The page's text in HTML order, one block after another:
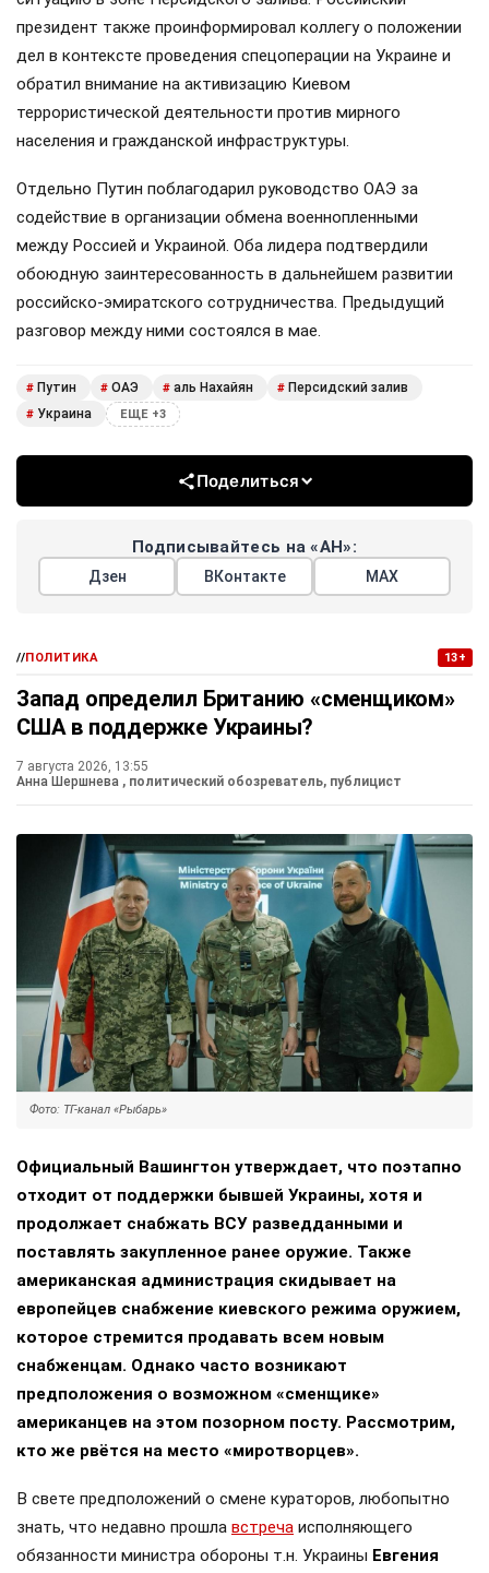
президент также проинформировал коллегу о положении
дел в контексте проведения спецоперации на Украине и
обратил внимание на активизацию Киевом
террористической деятельности против мирного
населения и гражданской инфраструктуры.
Отдельно Путин поблагодарил руководство ОАЭ за
содействие в организации обмена военнопленными
между Россией и Украиной. Оба лидера подтвердили
обоюдную заинтересованность в дальнейшем развитии
российско-эмиратского сотрудничества. Предыдущий
разговор между ними состоялся в мае.
# Путин # ОАЭ # аль Нахайян # Персидский залив
# Украина ЕЩЕ +3
Поделиться
Подписывайтесь на «АН»:
Дзен ВКонтакте МАХ
//ПОЛИТИКА 13+
Запад определил Британию «сменщиком»
США в поддержке Украины?
7 августа 2026, 13:55
Анна Шершнева , политический обозреватель, публицист
Фото: ТГ-канал «Рыбарь»
Официальный Вашингтон утверждает, что поэтапно
отходит от поддержки бывшей Украины, хотя и
продолжает снабжать ВСУ разведданными и
поставлять закупленное ранее оружие. Также
американская администрация скидывает на
европейцев снабжение киевского режима оружием,
которое стремится продавать всем новым
снабженцам. Однако часто возникают
предположения о возможном «сменщике»
американцев на этом позорном посту. Рассмотрим,
кто же рвётся на место «миротворцев».
В свете предположений о смене кураторов, любопытно
знать, что недавно прошла встреча исполняющего
обязанности министра обороны т.н. Украины Евгения